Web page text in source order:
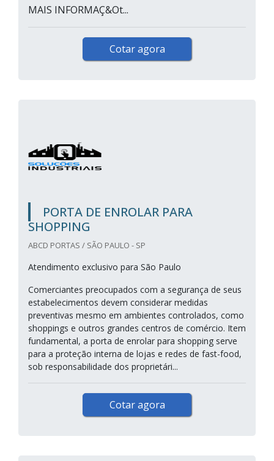
MAIS INFORMAÇ&Ot...
Cotar agora
PORTA DE ENROLAR PARA
SHOPPING
ABCD PORTAS / SÃO PAULO - SP
Atendimento exclusivo para São Paulo
Comerciantes preocupados com a segurança de seus
estabelecimentos devem considerar medidas
preventivas mesmo em ambientes controlados, como
shoppings e outros grandes centros de comércio. Item
fundamental, a porta de enrolar para shopping serve
para a proteção interna de lojas e redes de fast-food,
sob responsabilidade dos proprietári...
Cotar agora